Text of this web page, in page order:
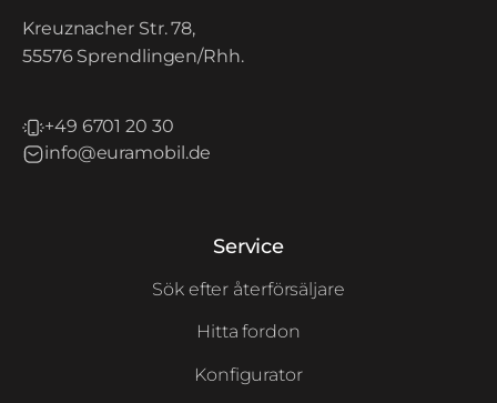
Kreuznacher Str. 78,
55576 Sprendlingen/Rhh.
+49 6701 20 30
info@euramobil.de
Service
Sök efter återförsäljare
Hitta fordon
Konfigurator